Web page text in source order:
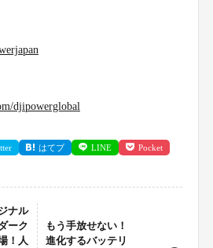
djipowerglobal
はてブ LINE Pocket
ナル
ーク
！人
もう手放せない！
進化するバッテリ